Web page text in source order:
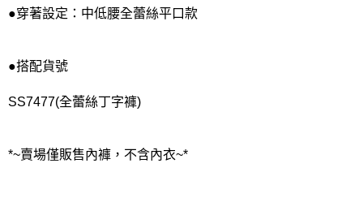
●穿著設定：中低腰全蕾絲平口款
●搭配貨號
SS7477(全蕾絲丁字褲)
*~賣場僅販售內褲，不含內衣~*